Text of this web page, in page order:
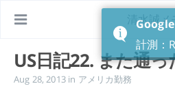
清水誠
US日記22. また通
Aug 28, 2013 in アメリカ勤務
計測：